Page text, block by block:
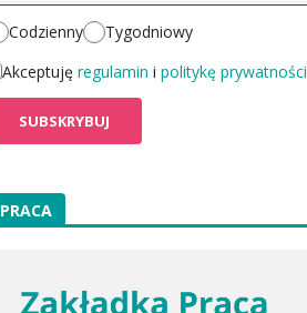
Codzienny
Tygodniowy
Akceptuję regulamin i politykę prywatności
PRACA